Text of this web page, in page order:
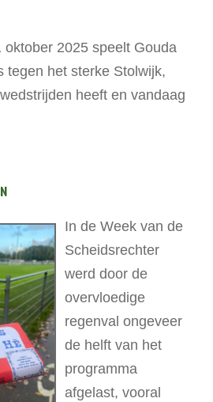
oktober 2025 speelt Gouda
tegen het sterke Stolwijk,
heeft en vandaag
In de Week van de
Scheidsrechter
werd door de
overvloedige
regenval ongeveer
de helft van het
programma
afgelast, vooral